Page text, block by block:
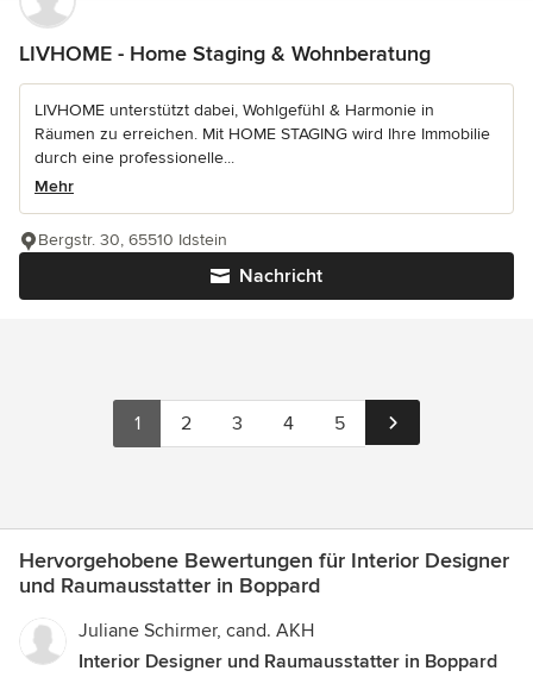
LIVHOME - Home Staging & Wohnberatung
LIVHOME unterstützt dabei, Wohlgefühl & Harmonie in
Räumen zu erreichen. Mit HOME STAGING wird Ihre Immobilie
durch eine professionelle...
Mehr
Nachricht
Bergstr. 30, 65510 Idstein
1 2 3 4 5
Hervorgehobene Bewertungen für Interior Designer
und Raumausstatter in Boppard
Juliane Schirmer, cand. AKH
Interior Designer und Raumausstatter in Boppard